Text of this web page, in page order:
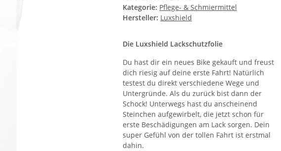
Kategorie: Pflege- & Schmiermittel
Hersteller: Luxshield
Die Luxshield Lackschutzfolie
Du hast dir ein neues Bike gekauft und freust
dich riesig auf deine erste Fahrt! Natürlich
testest du direkt verschiedene Wege und
Untergründe. Als du zurück bist dann der
Schock! Unterwegs hast du anscheinend
Steinchen aufgewirbelt, die jetzt schon für
erste Beschädigungen am Lack sorgen. Dein
super Gefühl von der tollen Fahrt ist erstmal
dahin.